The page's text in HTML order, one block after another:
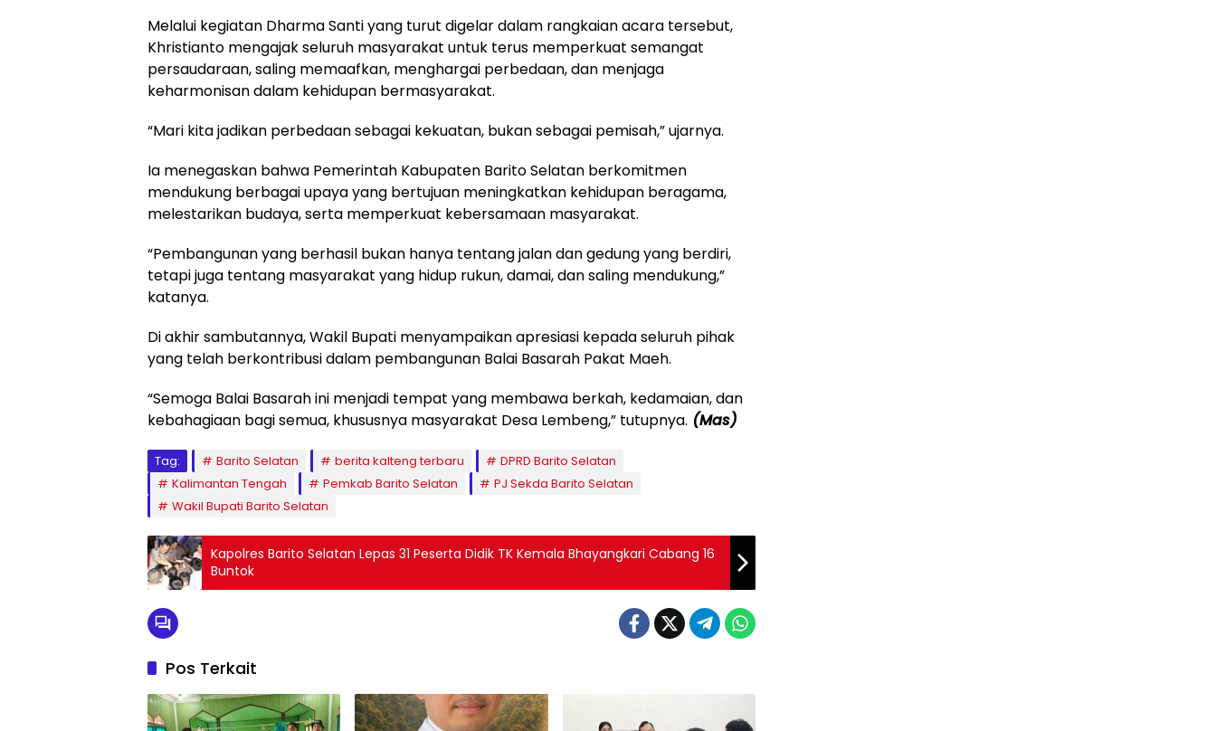
‎‎Melalui kegiatan Dharma Santi yang turut digelar dalam rangkaian acara tersebut,
Khristianto mengajak seluruh masyarakat untuk terus memperkuat semangat
persaudaraan, saling memaafkan, menghargai perbedaan, dan menjaga
keharmonisan dalam kehidupan bermasyarakat.
‎‎“Mari kita jadikan perbedaan sebagai kekuatan, bukan sebagai pemisah,” ujarnya.
‎‎Ia menegaskan bahwa Pemerintah Kabupaten Barito Selatan berkomitmen
mendukung berbagai upaya yang bertujuan meningkatkan kehidupan beragama,
melestarikan budaya, serta memperkuat kebersamaan masyarakat.
‎‎“Pembangunan yang berhasil bukan hanya tentang jalan dan gedung yang berdiri,
tetapi juga tentang masyarakat yang hidup rukun, damai, dan saling mendukung,”
katanya.
‎Di akhir sambutannya, Wakil Bupati menyampaikan apresiasi kepada seluruh pihak
yang telah berkontribusi dalam pembangunan Balai Basarah Pakat Maeh.
‎‎“Semoga Balai Basarah ini menjadi tempat yang membawa berkah, kedamaian, dan
kebahagiaan bagi semua, khususnya masyarakat Desa Lembeng,” tutupnya. (Mas)
Tag: Barito Selatan berita kalteng terbaru
DPRD Barito Selatan
Kalimantan Tengah
Pemkab Barito Selatan
PJ Sekda Barito Selatan
Wakil Bupati Barito Selatan
Kapolres Barito Selatan Lepas 31 Peserta Didik TK Kemala Bhayangkari Cabang 16
Buntok
Pos Terkait